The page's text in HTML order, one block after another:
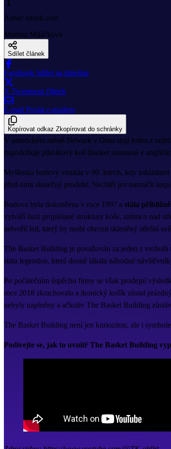
Autor: istock.com
Martina Miláčková
Sdílet článek
Facebook Sdílet na timeline
X Tweetnout článek
E-mail Poslat e-mailem
Kopírovat odkaz Zkopírovat do schránky
V americkém městě Newark v Ohiu stojí jedna z
napodobuje piknikový koš (basket znamená v
Myšlenka budovy vznikla v 90. letech, kdy
před nimi skutečný produkt. Nechtěl jen naznačit
Budova byla dokončena v roce 1997 a stála
vytváří iluzi proplétané struktury koše, zatímco nad
netvořil led, který by mohl ohrozit skleněný střešní
The Basket Building je považován za jeden z vrcholů
stala legendou, která denně lákala náhodné
Po počátečním úspěchu firmy se však prodejní
roce 2018 zkrachovala a ikonický košík zůstal
nebyly naplněny a ačkoliv The Basket Building
The Basket Building není jen kuriozitou, ale i
Podívejte se, jak to uvnitř The Basket Building